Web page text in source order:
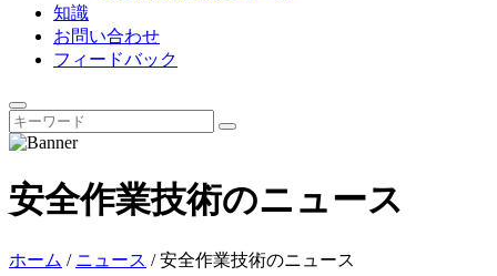
知識
お問い合わせ
フィードバック
安全作業技術のニュース
ホーム / ニュース /安全作業技術のニュース